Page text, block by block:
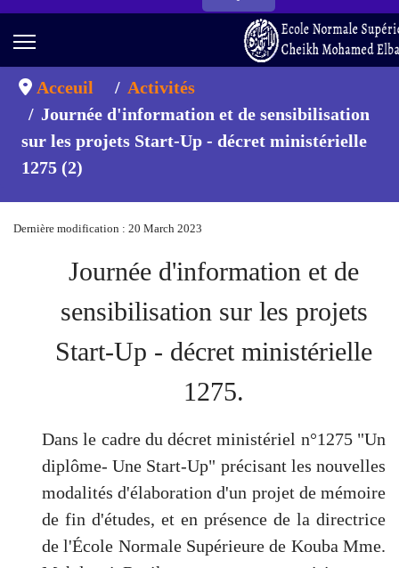
Acceuil
Activités
Journée d'information et de sensibilisation
sur les projets Start-Up - décret ministérielle
1275 (2)
Dernière modification : 20 March 2023
Journée d'information et de
sensibilisation sur les projets
Start-Up - décret ministérielle
1275.
Dans le cadre du décret ministériel n°1275 "Un
diplôme- Une Start-Up" précisant les nouvelles
modalités d'élaboration d'un projet de mémoire
de fin d'études, et en présence de la directrice
de l'École Normale Supérieure de Kouba Mme.